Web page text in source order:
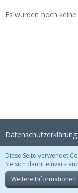
Es wurden noch
Datenschutzerklärung
Stil:
Diese Seite verwendet
Sie sich damit
Weitere Informationen